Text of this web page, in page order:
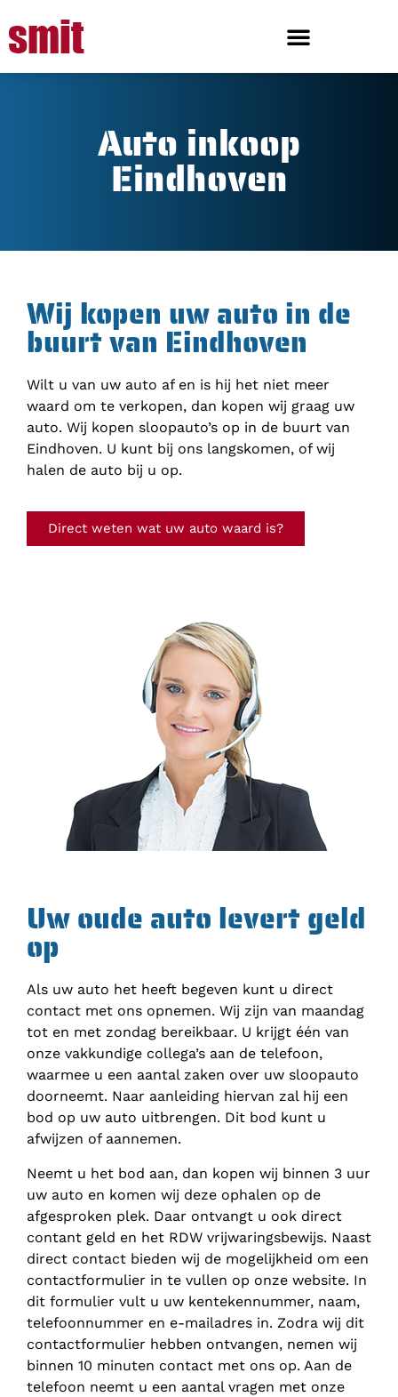
Auto inkoop
Eindhoven
Wij kopen uw auto in de
buurt van Eindhoven
Wilt u van uw auto af en is hij het niet meer
waard om te verkopen, dan kopen wij graag uw
auto. Wij kopen sloopauto’s op in de buurt van
Eindhoven. U kunt bij ons langskomen, of wij
halen de auto bij u op.
Direct weten wat uw auto waard is?
Uw oude auto levert geld
op
Als uw auto het heeft begeven kunt u direct
contact met ons opnemen. Wij zijn van maandag
tot en met zondag bereikbaar. U krijgt één van
onze vakkundige collega’s aan de telefoon,
waarmee u een aantal zaken over uw sloopauto
doorneemt. Naar aanleiding hiervan zal hij een
bod op uw auto uitbrengen. Dit bod kunt u
afwijzen of aannemen.
Neemt u het bod aan, dan kopen wij binnen 3 uur
uw auto en komen wij deze ophalen op de
afgesproken plek. Daar ontvangt u ook direct
contant geld en het RDW vrijwaringsbewijs. Naast
direct contact bieden wij de mogelijkheid om een
contactformulier in te vullen op onze website. In
dit formulier vult u uw kentekennummer, naam,
telefoonnummer en e-mailadres in. Zodra wij dit
contactformulier hebben ontvangen, nemen wij
binnen 10 minuten contact met ons op. Aan de
telefoon neemt u een aantal vragen met onze